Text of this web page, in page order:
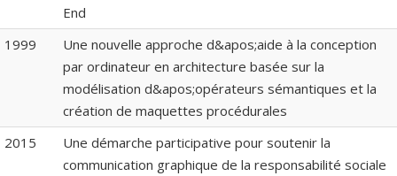
End
1999
Une nouvelle approche d&apos;aide à la conception
par ordinateur en architecture basée sur la
modélisation d&apos;opérateurs sémantiques et la
création de maquettes procédurales
2015
Une démarche participative pour soutenir la
communication graphique de la responsabilité sociale